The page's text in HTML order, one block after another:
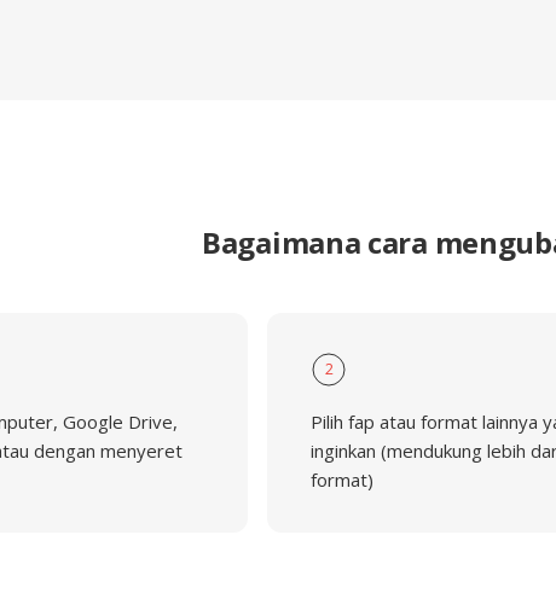
Bagaimana cara
Google Drive,
dengan menyeret
2
Pilih fap atau format lainnya
inginkan (mendukung lebih
format)